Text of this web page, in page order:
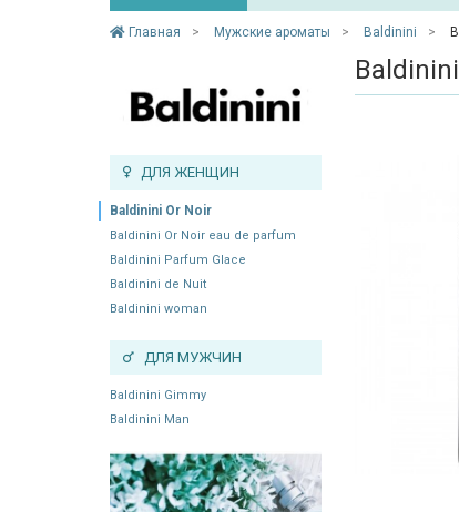
Главная Мужские ароматы Baldinini
ДЛЯ ЖЕНЩИН
Baldinini Or Noir
Baldinini Or Noir eau de parfum
Baldinini Parfum Glace
Baldinini de Nuit
Baldinini woman
ДЛЯ МУЖЧИН
Baldinini Gimmy
Baldinini Man